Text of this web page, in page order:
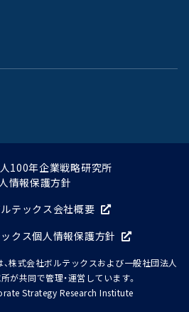
100年企業戦略研究所
情報保護方針
テックス会社概要
クス個人情報保護方針
株式会社ボルテックスおよび一般社団法人
が共同で管理・運営しています。
Strategy Research Institute